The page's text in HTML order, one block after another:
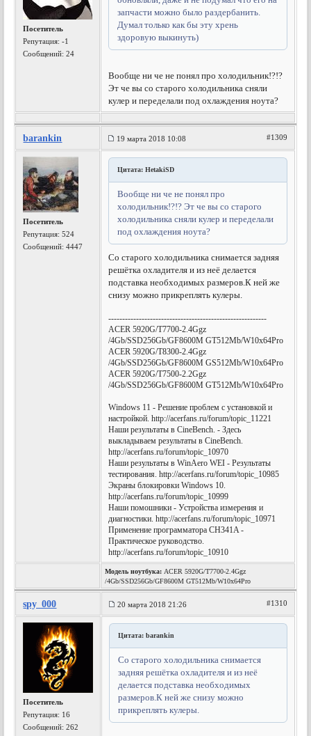
Посетитель
Репутация:-1
Сообщений: 24
запчасти можно было раздербанить.
Думал только как бы эту хрень
здоровую выкинуть)
Вообще ни че не понял про холодильник!?!?
Эт че вы со старого холодильника сняли
кулер и переделали под охлаждения ноута?
barankin 19 марта 2018 10:08 #1309
Посетитель
Репутация:524
Сообщений: 4447
Цитата: HetakiSD
Вообще ни че не понял про
холодильник!?!? Эт че вы со старого
холодильника сняли кулер и переделали
под охлаждения ноута?
Со старого холодильника снимается задняя
решётка охладителя и из неё делается
подставка необходимых размеров.К ней же
снизу можно прикреплять кулеры.
---------------------------------------------------------
ACER 5920G/T7700-2.4Ggz
/4Gb/SSD256Gb/GF8600M GT512Mb/W10x64Pro
ACER 5920G/T8300-2.4Ggz
/4Gb/SSD256Gb/GF8600M GS512Mb/W10x64Pro
ACER 5920G/T7500-2.2Ggz
/4Gb/SSD256Gb/GF8600M GT512Mb/W10x64Pro
Windows 11 - Решение проблем с установкой и
настройкой. http://acerfans.ru/forum/topic_11221
Наши результаты в CineBench. - Здесь
выкладываем результаты в CineBench.
http://acerfans.ru/forum/topic_10970
Наши результаты в WinAero WEI - Результаты
тестирования. http://acerfans.ru/forum/topic_10985
Экраны блокировки Windows 10.
http://acerfans.ru/forum/topic_10999
Наши помошники - Устройства измерения и
диагностики. http://acerfans.ru/forum/topic_10971
Применение программатора CH341A -
Практическое руководство.
http://acerfans.ru/forum/topic_10910
Модель ноутбука: ACER 5920G/T7700-2.4Ggz
/4Gb/SSD256Gb/GF8600M GT512Mb/W10x64Pro
spy_000 20 марта 2018 21:26 #1310
Посетитель
Репутация: 16
Сообщений: 262
Цитата: barankin
Со старого холодильника снимается
задняя решётка охладителя и из неё
делается подставка необходимых
размеров.К ней же снизу можно
прикреплять кулеры.